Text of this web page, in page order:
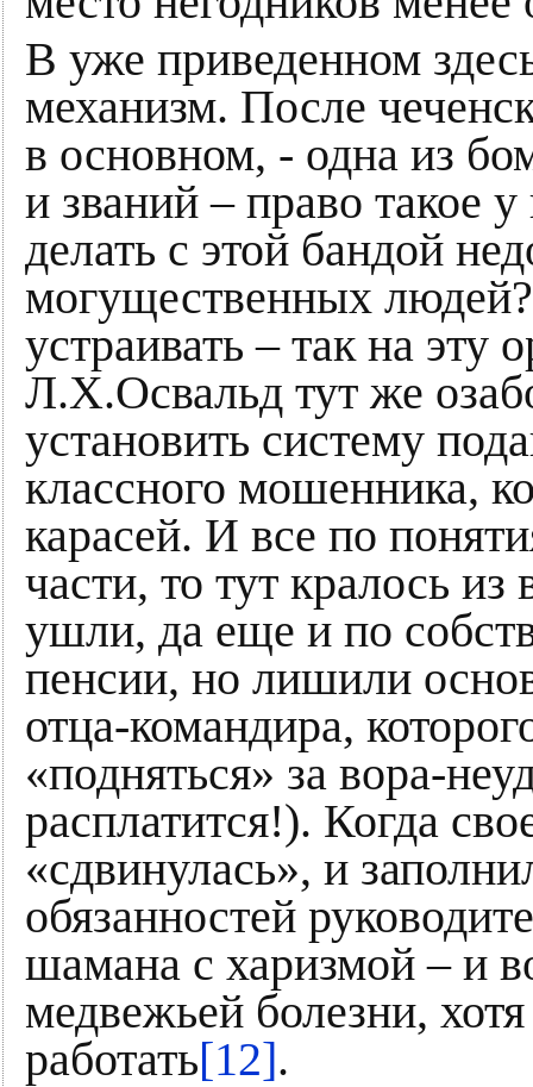
В уже приведенном
механизм. После
в основном, - одна из
и званий – право такое
делать с этой бандой
могущественных
устраивать – так на
Л.Х.Освальд тут же
установить систему
классного мошенника,
карасей. И все по
части, то тут кралось
ушли, да еще и по
пенсии, но лишили
отца-командира,
«подняться» за вора-
расплатится!). Когда
«сдвинулась», и
обязанностей
шамана с харизмой – и
медвежьей болезни,
работать[12].